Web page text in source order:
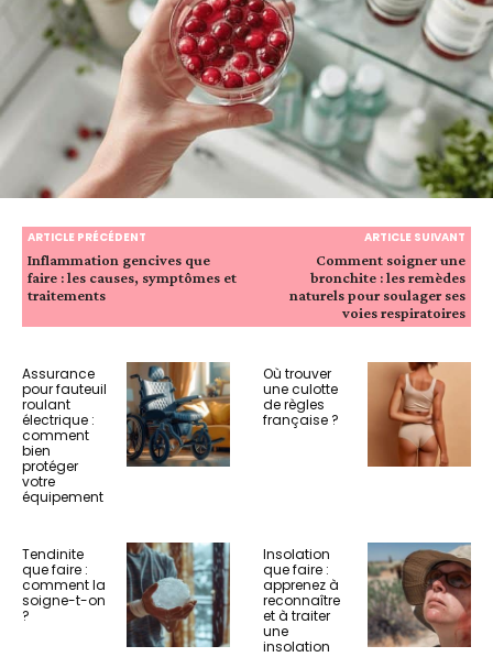
ARTICLE PRÉCÉDENT
Inflammation gencives que
faire : les causes, symptômes et
traitements
ARTICLE SUIVANT
Comment soigner une
bronchite : les remèdes
naturels pour soulager ses
voies respiratoires
Assurance
pour fauteuil
roulant
électrique :
comment
bien
protéger
votre
équipement
Où trouver
une culotte
de règles
française ?
Tendinite
que faire :
comment la
soigne-t-on
?
Insolation
que faire :
apprenez à
reconnaître
et à traiter
une
insolation